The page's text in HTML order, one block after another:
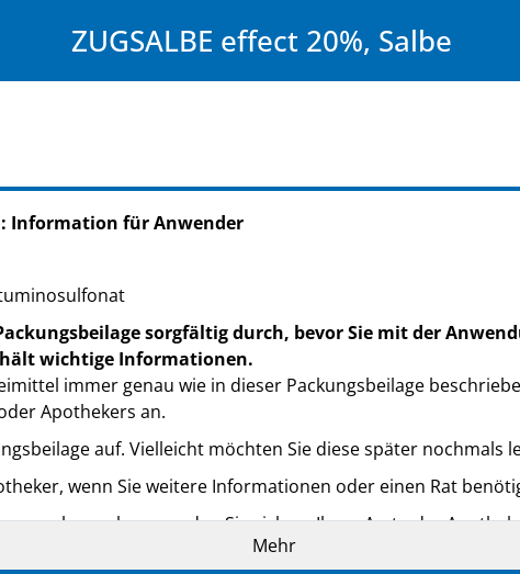
ZUGSALBE effect 20%, Salbe
Information für Anwender
sorgfältig durch, bevor Sie mit der
wichtige Informationen.
immer genau wie in dieser Packungsbeilage
Apothekers an.
auf. Vielleicht möchten Sie diese später nochmals
wenn Sie weitere Informationen oder einen Rat
bemerken, wenden Sie sich an Ihren Arzt oder
nicht in dieser Packungsbeilage angegeben sind. Siehe
Mehr